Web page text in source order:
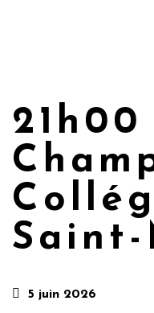
21h00
5 juin 2026